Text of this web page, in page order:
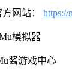
网站： https://
模拟器
酱游戏中心